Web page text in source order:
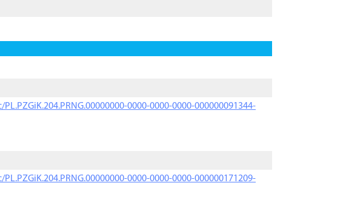
0000-0000-0000-000000091344-
0000-0000-0000-000000171209-